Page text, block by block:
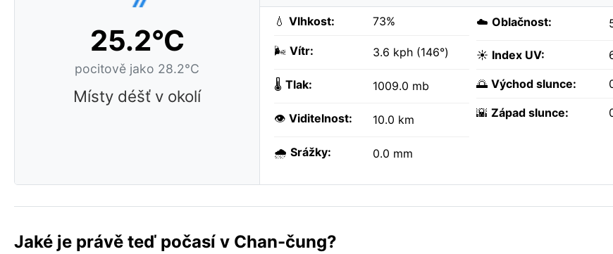
25.2°C
pocitově jako 28.2°C
Místy déšť v okolí
💧 Vlhkost: 73%
🌬️ Vítr: 3.6 kph (146°)
🌡️ Tlak: 1009.0 mb
👁️ Viditelnost: 10.0 km
🌧️ Srážky: 0.0 mm
☁️ Oblačnost:
☀️ Index UV:
🌅 Východ slunce:
🌇 Západ slunce:
Jaké je právě teď počasí v Chan-čung?